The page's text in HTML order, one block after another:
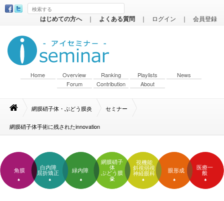
はじめての方へ ｜ よくある質問 ｜ ログイン ｜ 会員登録
Home Overview Ranking Playlists
News
Forum
Contribution About
網膜硝子体・ぶどう膜炎 セミナー
網膜硝子体手術に残されたinnovation
角膜
白内障
屈折矯正
緑内障
網膜硝子
体
ぶどう膜
炎
視機能
斜視弱視
神経眼科
眼形成
医療一
般